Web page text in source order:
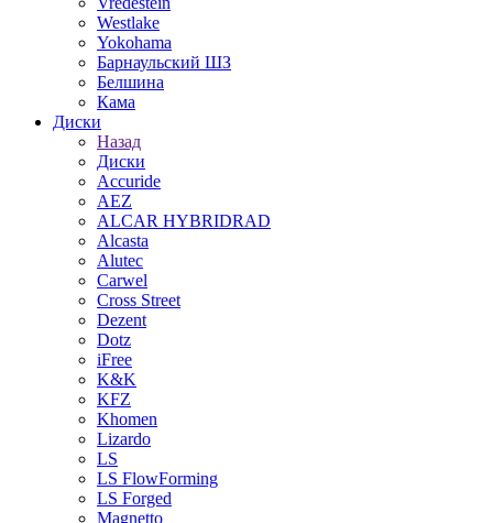
Westlake
Yokohama
Барнаульский ШЗ
Белшина
Кама
Диски
Назад
Диски
Accuride
AEZ
ALCAR HYBRIDRAD
Alcasta
Alutec
Carwel
Cross Street
Dezent
Dotz
iFree
K&K
KFZ
Khomen
Lizardo
LS
LS FlowForming
LS Forged
Magnetto